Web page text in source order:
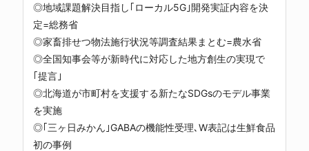
◎地域課題解決目指し｢ローカル5G｣開発実証内容を決
定=総務省
◎家畜排せつ物法施行状況等調査結果まとむ=農水省
◎全国知事会等が新時代に対応した地方創生の実現で
｢提言｣
◎北海道が市町村を支援する新たなSDGsのモデル事業
を実施
◎｢三ヶ日みかん｣GABAの機能性受理､W表記は生鮮食品
初の事例